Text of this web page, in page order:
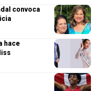
convoca
hace